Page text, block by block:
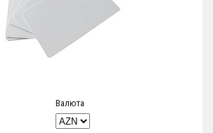
Валюта